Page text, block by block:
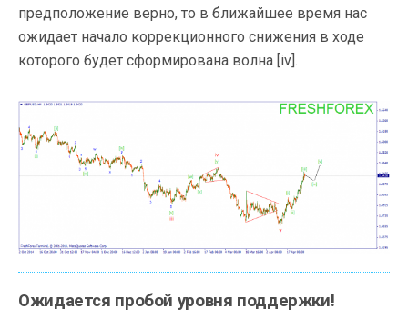
предположение верно, то в ближайшее время нас
ожидает начало коррекционного снижения в ходе
которого будет сформирована волна [iv].
Ожидается пробой уровня поддержки!